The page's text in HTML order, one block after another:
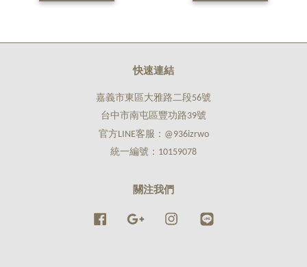
快速連結
嘉義市東區大雅路二段56號
台中市南屯區豐功路39號
官方LINE客服：@936izrwo
統一編號：10159078
關注我們
Facebook Google Instagram